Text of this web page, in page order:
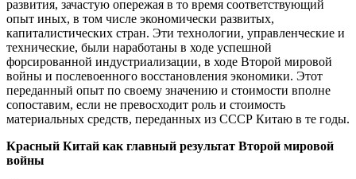
развития, зачастую опережая в то время соответствующий
опыт иных, в том числе экономически развитых,
капиталистических стран. Эти технологии, управленческие и
технические, были наработаны в ходе успешной
форсированной индустриализации, в ходе Второй мировой
войны и послевоенного восстановления экономики. Этот
переданный опыт по своему значению и стоимости вполне
сопоставим, если не превосходит роль и стоимость
материальных средств, переданных из СССР Китаю в те годы.
Красный Китай как главный результат Второй мировой
войны